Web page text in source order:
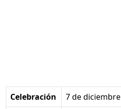
Celebración 7 de diciembre